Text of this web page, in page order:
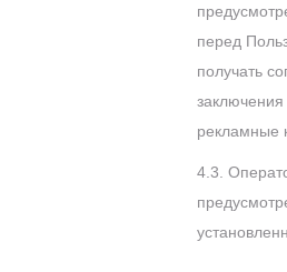
перед
получать
рекламные
4.3.